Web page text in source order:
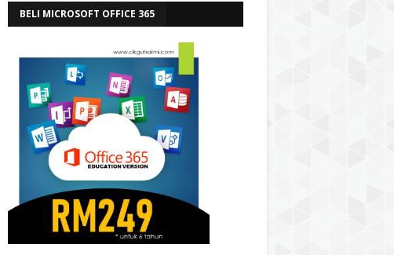
BELI MICROSOFT OFFICE 365